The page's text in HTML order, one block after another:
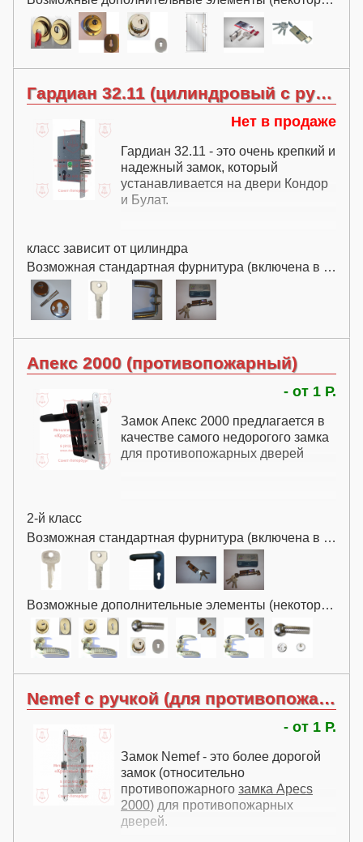
Гардиан 32.11 (цилиндровый с ручкой)
Нет в продаже
Гардиан 32.11 - это очень крепкий и
надежный замок, который
устанавливается на двери Кондор
и Булат.
класс зависит от цилиндра
Возможная стандартная фурнитура (включена в цену):
Апекс 2000 (противопожарный)
- от 1 Р.
Замок Апекс 2000 предлагается в
качестве самого недорогого замка
для противопожарных дверей
2-й класс
Возможная стандартная фурнитура (включена в цену):
Возможные дополнительные элементы (некоторые за дополнительную плату):
Nemef с ручкой (для противопожарных дверей)
- от 1 Р.
Замок Nemef - это более дорогой
замок (относительно
противопожарного замка Apecs
2000) для противопожарных
дверей.